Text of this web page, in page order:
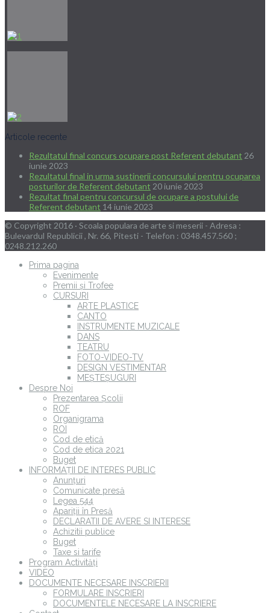
Articole recente
Rezultatul final concurs ocupare post Referent debutant 26
iunie 2023
Rezultatul final in urma sustinerii concursului pentru ocuparea
posturilor de Referent debutant 20 iunie 2023
Rezultat final pentru concursul de ocupare a postului de
Referent debutant 14 iunie 2023
© Copyright 2016 · Scoala populara de arte si meserii - Adresa :
Bulevardul Republicii , Nr. 66, Pitesti - Telefon : 0348.457.560 ;
0248.212.260
Prima pagina
Evenimente
Premii și Trofee
CURSURI
ARTE PLASTICE
CANTO
INSTRUMENTE MUZICALE
DANS
TEATRU
FOTO-VIDEO-TV
DESIGN VESTIMENTAR
MEȘTEȘUGURI
Despre Noi
Prezentarea Școlii
ROF
Organigrama
ROI
Cod de etică
Cod de etica 2021
Buget
INFORMAȚII DE INTERES PUBLIC
Anunțuri
Comunicate presă
Legea 544
Apariții în Presă
DECLARATII DE AVERE SI INTERESE
Achizitii publice
Buget
Taxe si tarife
Program Activități
VIDEO
DOCUMENTE NECESARE INSCRIERII
FORMULARE INSCRIERI
DOCUMENTELE NECESARE LA INSCRIERE